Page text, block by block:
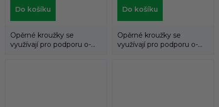
Do košíku
Opěrné kroužky se
využívají pro podporu o-
Do košíku
Opěrné kroužky se
využívají pro podporu o-